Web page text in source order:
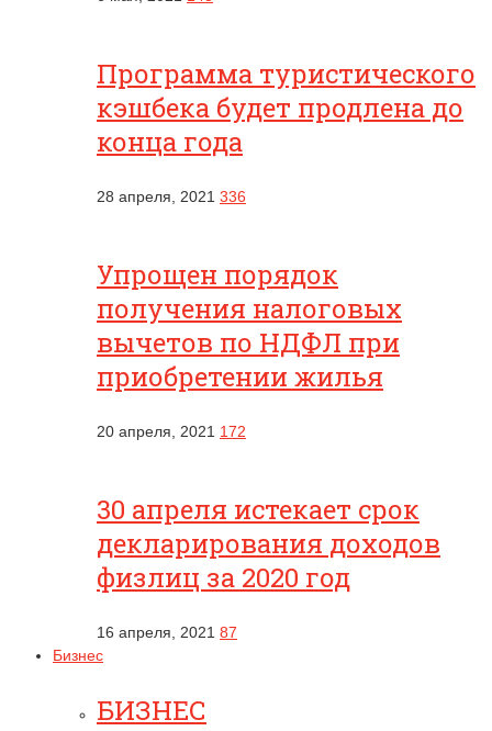
Программа туристического
кэшбека будет продлена до
конца года
28 апреля, 2021 336
Упрощен порядок
получения налоговых
вычетов по НДФЛ при
приобретении жилья
20 апреля, 2021 172
30 апреля истекает срок
декларирования доходов
физлиц за 2020 год
16 апреля, 2021 87
Бизнес
БИЗНЕС